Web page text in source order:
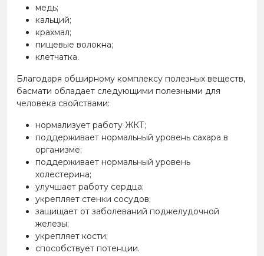
медь;
кальций;
крахмал;
пищевые волокна;
клетчатка.
Благодаря обширному комплексу полезных веществ,
басмати обладает следующими полезными для
человека свойствами:
нормализует работу ЖКТ;
поддерживает нормальный уровень сахара в
организме;
поддерживает нормальный уровень
холестерина;
улучшает работу сердца;
укрепляет стенки сосудов;
защищает от заболеваний поджелудочной
железы;
укрепляет кости;
способствует потенции.